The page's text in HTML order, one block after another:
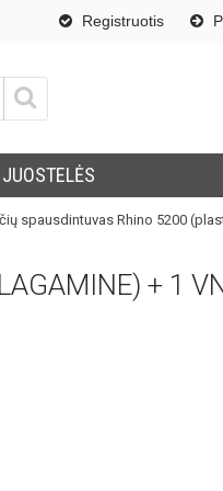
Registruotis
JUOSTELĖS
spausdintuvas Rhino 5200